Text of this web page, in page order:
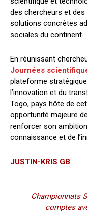
des chercheurs et
solutions concrètes
sociales du continent.
En réunissant
Journées
plateforme
l’innovation et du
Togo, pays hôte de
opportunité majeure
renforcer son
connaissance et de
JUSTIN-KRIS GB
Championnats
comptes